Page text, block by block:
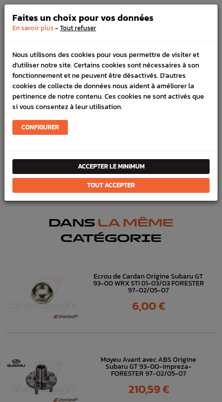
DÉTAILS DU PRODUIT
LIVRAISON
VÉHICULES COMPATIBLE
SCHÉMA CONSTRUCTEUR
Marque : SUBARU
Référence :2633
FICHE TECHNIQUE
Transmission
Pièces origine constructeur
DANS LA MÊME
CATÉGORIE
Ecrou de Cardan Origine Subaru GT
93-00 WRX STI 01-03/03 FORESTER
97-02/05-07
Prix
6,00 €
Moyeu Avant avec ABS Origine
Subaru GT 93-00-impreza-
FORESTER 97-02/05-07
Prix
210,59 €
Faites un choix pour vos données
En savoir plus- Tout refuser
Nous utilisons des cookies pour vous permettre de visiter et
d'utiliser notre site. Certains cookies sont nécessaires à son
fonctionnement et ne peuvent être désactivés. D'autres
cookies de collecte de données nous aident à améliorer la
pertinence de notre contenu. Ces cookies ne sont activés que
si vous consentez à leur utilisation.
CONFIGURER
ACCEPTER LE MINIMUM
TOUT ACCEPTER